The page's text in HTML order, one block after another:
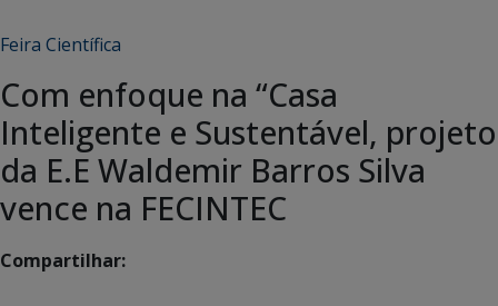
Feira Científica
Com enfoque na “Casa
Inteligente e Sustentável, projeto
da E.E Waldemir Barros Silva
vence na FECINTEC
Compartilhar: